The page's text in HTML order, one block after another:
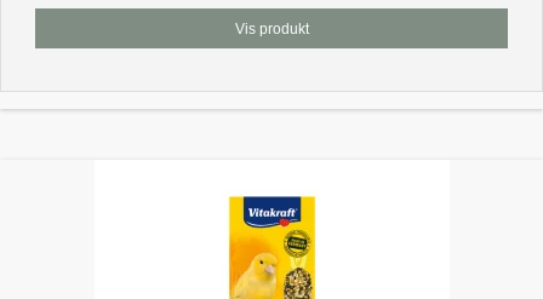
Vis produkt